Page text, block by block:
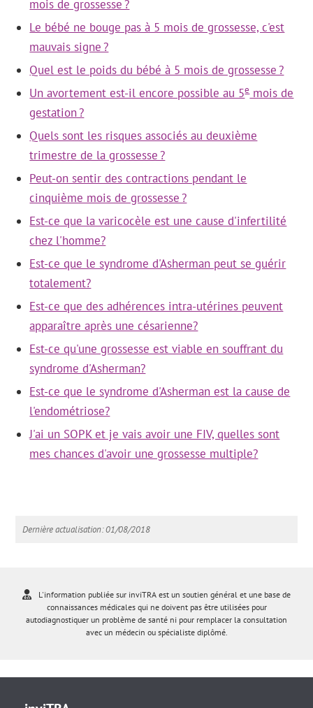
mois de grossesse ?
Le bébé ne bouge pas à 5 mois de grossesse, c'est
mauvais signe ?
Quel est le poids du bébé à 5 mois de grossesse ?
Un avortement est-il encore possible au 5emois de
gestation ?
Quels sont les risques associés au deuxième
trimestre de la grossesse ?
Peut-on sentir des contractions pendant le
cinquième mois de grossesse ?
Est-ce que la varicocèle est une cause d'infertilité
chez l'homme?
Est-ce que le syndrome d'Asherman peut se guérir
totalement?
Est-ce que des adhérences intra-utérines peuvent
apparaître après une césarienne?
Est-ce qu'une grossesse est viable en souffrant du
syndrome d'Asherman?
Est-ce que le syndrome d'Asherman est la cause de
l'endométriose?
J'ai un SOPK et je vais avoir une FIV, quelles sont
mes chances d'avoir une grossesse multiple?
Dernière actualisation: 01/08/2018
L'information publiée sur inviTRA est un soutien général et une base de
connaissances médicales qui ne doivent pas être utilisées pour
autodiagnostiquer un problème de santé ni pour remplacer la consultation
avec un médecin ou spécialiste diplômé.